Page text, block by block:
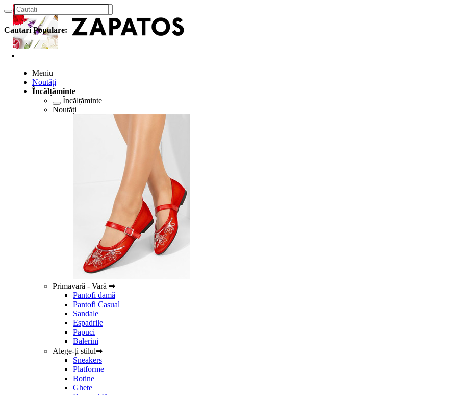
Cautari Populare:
Meniu
Noutăți
Încălțăminte
Încălțăminte
Noutăți
Primavară - Vară ➡
Pantofi damă
Pantofi Casual
Sandale
Espadrile
Papuci
Balerini
Alege-ți stilul➡
Sneakers
Platforme
Botine
Ghete